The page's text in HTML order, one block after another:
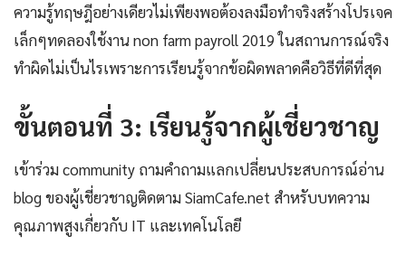
ความรู้ทฤษฎีอย่างเดียวไม่เพียงพอต้องลงมือทำจริงสร้างโปรเจค
เล็กๆทดลองใช้งาน non farm payroll 2019 ในสถานการณ์จริง
ทำผิดไม่เป็นไรเพราะการเรียนรู้จากข้อผิดพลาดคือวิธีที่ดีที่สุด
ขั้นตอนที่ 3: เรียนรู้จากผู้เชี่ยวชาญ
เข้าร่วม community ถามคำถามแลกเปลี่ยนประสบการณ์อ่าน
blog ของผู้เชี่ยวชาญติดตาม SiamCafe.net สำหรับบทความ
คุณภาพสูงเกี่ยวกับ IT และเทคโนโลยี